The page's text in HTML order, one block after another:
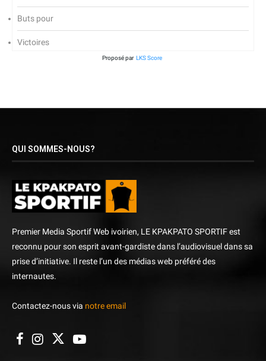
Buts pour
Victoires
Proposé par LKS Score
QUI SOMMES-NOUS?
Premier Media Sportif Web ivoirien, LE KPAKPATO SPORTIF est
reconnu pour son esprit avant-gardiste dans l’audiovisuel dans sa
prise d’initiative. Il reste l’un des médias web préféré des
internautes.
Contactez-nous via notre email